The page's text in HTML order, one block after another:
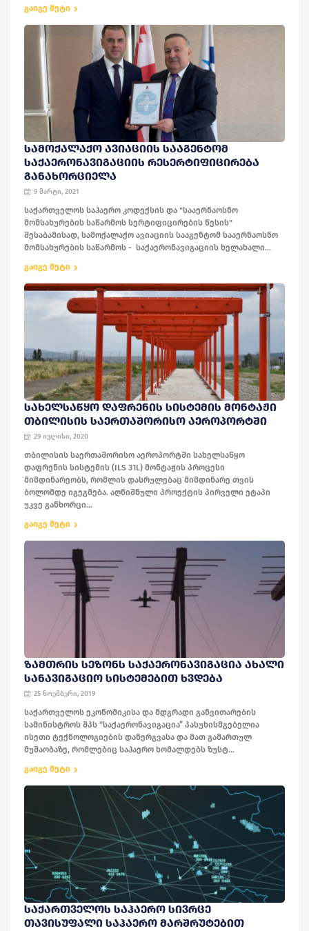
გაიგე მეტი
ᲡᲐᲛᲝᲥᲐᲚᲐᲥᲝ ᲐᲕᲘᲐᲪᲘᲘᲡ ᲡᲐᲐᲒᲔᲜᲢᲝᲛ
ᲡᲐᲥᲐᲔᲠᲝᲜᲐᲕᲘᲒᲐᲪᲘᲘᲡ ᲠᲔᲡᲔᲠᲢᲘᲤᲘᲪᲘᲠᲔᲑᲐ
ᲒᲐᲜᲐᲮᲝᲠᲪᲘᲔᲚᲐ
9 მარტი, 2021
საქართველოს საჰაერო კოდექსის და "სააერნაოსნო
მომსახურების საწარმოს სერტიფიცირების წესის"
შესაბამისად, სამოქალაქო ავიაციის სააგენტომ სააერნაოსნო
მომსახურების საწარმოს - საქაერონავიგაციის ხელახალი...
გაიგე მეტი
ᲡᲐᲮᲔᲚᲡᲐᲬᲧᲝ ᲓᲐᲤᲠᲔᲜᲘᲡ ᲡᲘᲡᲢᲔᲛᲘᲡ ᲛᲝᲜᲢᲐᲟᲘ
ᲗᲑᲘᲚᲘᲡᲘᲡ ᲡᲐᲔᲠᲗᲐᲨᲝᲠᲘᲡᲝ ᲐᲔᲠᲝᲞᲝᲠᲢᲨᲘ
29 ივლისი, 2020
თბილისის საერთაშორისო აეროპორტში სახელსაწყო
დაფრენის სისტემის (ILS 31L) მონტაჟის პროცესი
მიმდინარეობს, რომლის დასრულებაც მიმდინარე თვის
ბოლომდე იგეგმება. აღნიშნული პროექტის პირველი ეტაპი
უკვე განხორცი...
გაიგე მეტი
ᲖᲐᲛᲗᲠᲘᲡ ᲡᲔᲖᲝᲜᲡ ᲡᲐᲥᲐᲔᲠᲝᲜᲐᲕᲘᲒᲐᲪᲘᲐ ᲐᲮᲐᲚᲘ
ᲡᲐᲜᲐᲕᲘᲒᲐᲪᲘᲝ ᲡᲘᲡᲢᲔᲛᲔᲑᲘᲗ ᲮᲕᲓᲔᲑᲐ
25 ნოემბერი, 2019
საქართველოს ეკონომიკისა და მდგრადი განვითარების
სამინისტროს შპს “საქაერონავიგაცია” პასუხისმგებელია
ისეთი ტექნოლოგიების დანერგვასა და მათ გამართულ
მუშაობაზე, რომლებიც საჰაერო ხომალდებს ზუსტ...
გაიგე მეტი
ᲡᲐᲥᲐᲠᲗᲕᲔᲚᲝᲡ ᲡᲐᲰᲐᲔᲠᲝ ᲡᲘᲕᲠᲪᲔ
ᲗᲐᲕᲘᲡᲣᲤᲐᲚᲘ ᲡᲐᲰᲐᲔᲠᲝ ᲛᲐᲠᲨᲠᲣᲢᲔᲑᲘᲗ